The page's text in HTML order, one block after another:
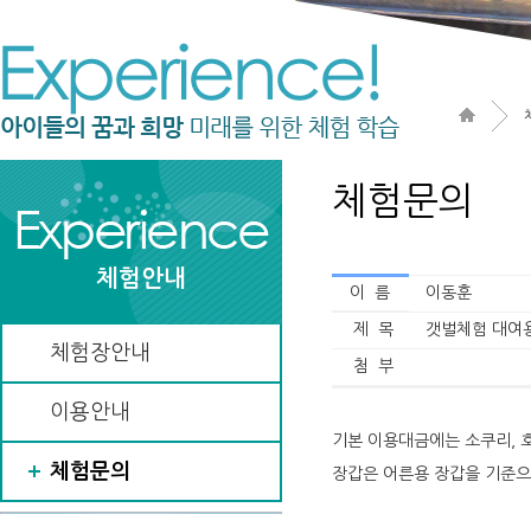
체험안내
체험장안내
이용안내
체험문의
체험문의
이 름 이동훈
제 목 갯벌체험 대여
첨 부
기본 이용대금에는 소쿠리,
장갑은 어른용 장갑을 기준